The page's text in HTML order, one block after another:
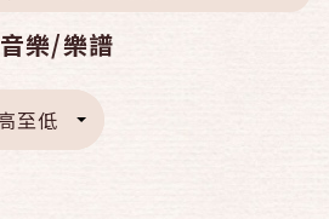
音樂/樂譜
至低